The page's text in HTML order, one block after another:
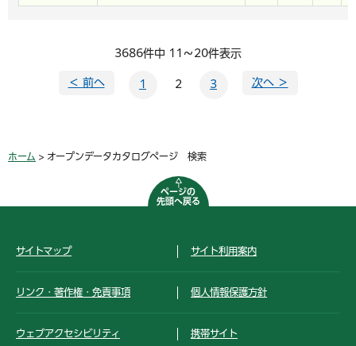
3686件中 11～20件表示
＜ 前へ 1 2 3 次へ ＞
ホーム > オープンデータカタログページ 検索
ページの
先頭へ戻る
サイトマップ サイト利用案内
リンク・著作権・免責事項 個人情報保護方針
ウェブアクセシビリティ 携帯サイト